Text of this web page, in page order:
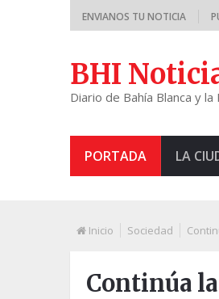
ENVIANOS TU NOTICIA
BHI
Diario de Bahía Blanca y la
PORTADA LA
Inicio Sociedad
Continúa